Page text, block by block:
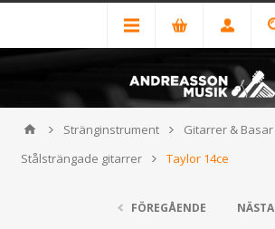
Stränginstrument
Gitarrer & Basar
Stålsträngade gitarrer
Taylor 14ce
FÖREGÅENDE NÄSTA